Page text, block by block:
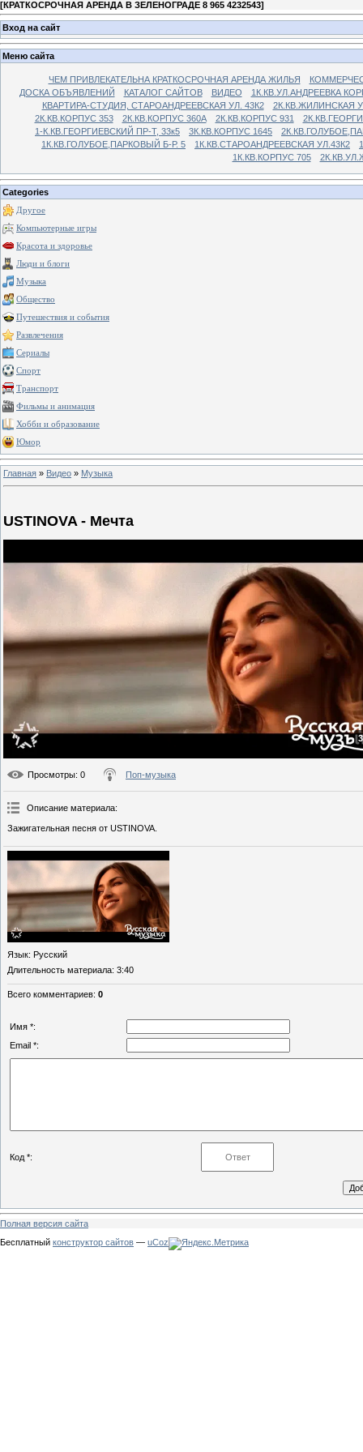
[КРАТКОСРОЧНАЯ АРЕНДА В ЗЕЛЕНОГРАДЕ 8 965 4232543]
Вход на сайт
Меню сайта
ЧЕМ ПРИВЛЕКАТЕЛЬНА КРАТКОСРОЧНАЯ АРЕНДА ЖИЛЬЯ
ДОСКА ОБЪЯВЛЕНИЙ
КАТАЛОГ САЙТОВ ВИДЕО
1К.КВ.УЛ.АНДРЕЕВКА
КВАРТИРА-СТУДИЯ, СТАРОАНДРЕЕВСКАЯ УЛ. 43К2
2К.КВ.ЖИЛИНСКАЯ
2К.КВ.КОРПУС 353
2К.КВ.КОРПУС 360А 2К.КВ.КОРПУС 931
1-К.КВ.ГЕОРГИЕВСКИЙ ПР-Т, 33к5
3К.КВ.КОРПУС 1645
1К.КВ.ГОЛУБОЕ,ПАРКОВЫЙ Б-Р. 5
1К.КВ.СТАРОАНДРЕЕВСКАЯ УЛ.43К2
1К.КВ.КОРПУС 705
Categories
Другое
Компьютерные игры
Красота и здоровье
Люди и блоги
Музыка
Общество
Путешествия и события
Развлечения
Сериалы
Спорт
Транспорт
Фильмы и анимация
Хобби и образование
Юмор
Главная » Видео » Музыка
USTINOVA - Мечта
Просмотры: 0 Поп-музыка
Описание материала:
Зажигательная песня от USTINOVA.
Язык: Русский
Длительность материала: 3:40
Всего комментариев: 0
Имя *:
Email *:
Код *:
Полная версия сайта
Бесплатный конструктор сайтов — uCoz